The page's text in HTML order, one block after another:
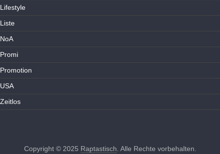
Lifestyle
Liste
NoA
Promi
Promotion
USA
Zeitlos
Copyright © 2025 Raptastisch . Alle Rechte vorbehalten.